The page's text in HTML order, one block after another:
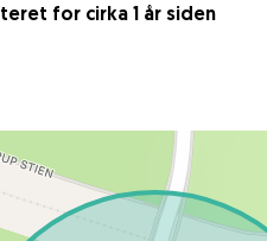
for cirka 1 år siden